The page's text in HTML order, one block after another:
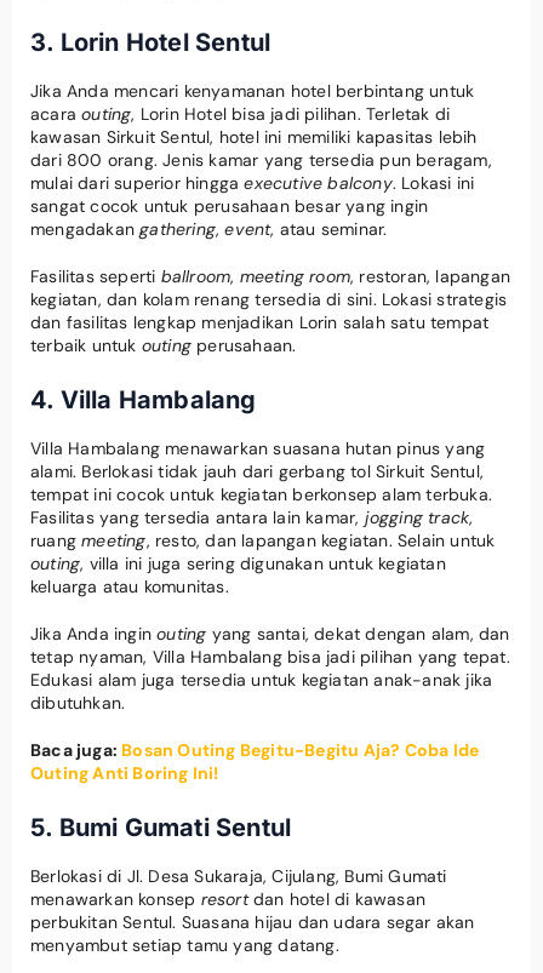
3. Lorin Hotel Sentul
Jika Anda mencari kenyamanan hotel berbintang untuk
acaraouting, Lorin Hotel bisa jadi pilihan. Terletak di
kawasan Sirkuit Sentul, hotel ini memiliki kapasitas lebih
dari 800 orang. Jenis kamar yang tersedia pun beragam,
mulai dari superior hinggaexecutive balcony. Lokasi ini
sangat cocok untuk perusahaan besar yang ingin
mengadakangathering,event, atau seminar.
Fasilitas seperti ballroom, meeting room, restoran, lapangan
kegiatan, dan kolam renang tersedia di sini. Lokasi strategis
dan fasilitas lengkap menjadikan Lorin salah satu tempat
terbaik untuk outing perusahaan.
4. Villa Hambalang
Villa Hambalang menawarkan suasana hutan pinus yang
alami. Berlokasi tidak jauh dari gerbang tol Sirkuit Sentul,
tempat ini cocok untuk kegiatan berkonsep alam terbuka.
Fasilitas yang tersedia antara lain kamar, jogging track,
ruangmeeting, resto, dan lapangan kegiatan. Selain untuk
outing, villa ini juga sering digunakan untuk kegiatan
keluarga atau komunitas.
Jika Anda inginouting yang santai, dekat dengan alam, dan
tetap nyaman, Villa Hambalang bisa jadi pilihan yang tepat.
Edukasi alam juga tersedia untuk kegiatan anak-anak jika
dibutuhkan.
Baca juga: Bosan Outing Begitu-Begitu Aja? Coba Ide
Outing Anti Boring Ini!
5. Bumi Gumati Sentul
Berlokasi di Jl. Desa Sukaraja, Cijulang, Bumi Gumati
menawarkan konsep resortdan hotel di kawasan
perbukitan Sentul. Suasana hijau dan udara segar akan
menyambut setiap tamu yang datang.